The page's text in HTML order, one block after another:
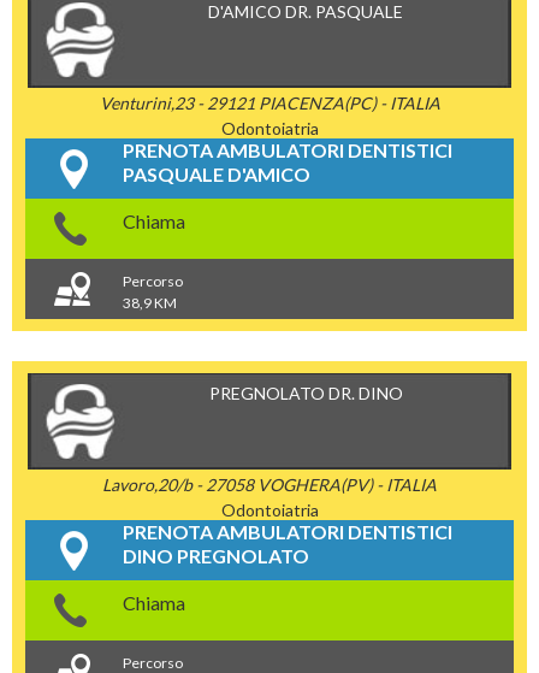
D'AMICO DR. PASQUALE
Venturini,23 - 29121 PIACENZA(PC) - ITALIA
Odontoiatria
PRENOTA AMBULATORI DENTISTICI
PASQUALE D'AMICO
Chiama
Percorso
38,9 KM
PREGNOLATO DR. DINO
Lavoro,20/b - 27058 VOGHERA(PV) - ITALIA
Odontoiatria
PRENOTA AMBULATORI DENTISTICI
DINO PREGNOLATO
Chiama
Percorso